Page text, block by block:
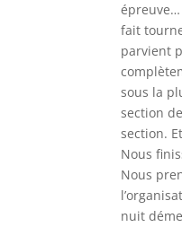
épreuve…
fait
parvient
sous la
section
section.
Nous
Nous
nuit